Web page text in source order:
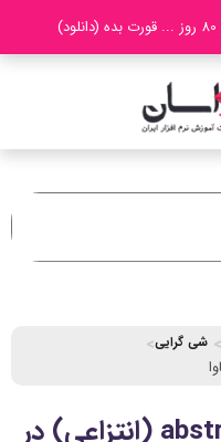
شی گرایی
کلاس ها و متدهای abstract (انتزاعی) در